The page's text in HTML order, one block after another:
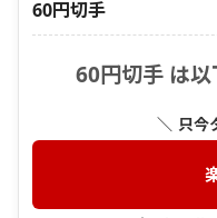
60円切手
60円切手 は
＼ 只今